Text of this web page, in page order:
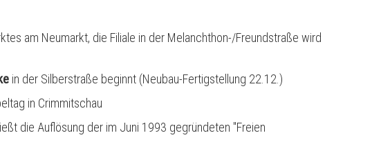
am Neumarkt, die Filiale in der Melanchthon-/Freundstraße wird
in der Silberstraße beginnt (Neubau-Fertigstellung 22.12.)
in Crimmitschau
die Auflösung der im Juni 1993 gegründeten "Freien